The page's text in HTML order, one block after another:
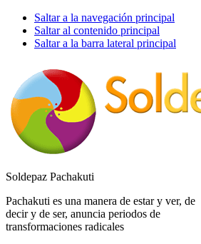
Saltar a la navegación principal
Saltar al contenido principal
Saltar a la barra lateral principal
Soldepaz Pachakuti
Pachakuti es una manera de estar y ver, de
decir y de ser, anuncia periodos de
transformaciones radicales